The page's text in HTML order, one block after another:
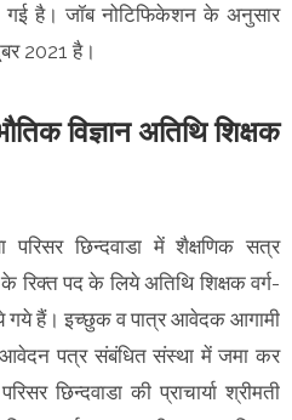
गई है। जॉब नोटिफिकेशन के अनुसार
2021 है।
विज्ञान अतिथि शिक्षक
परिसर छिन्दवाडा में शैक्षणिक सत्र
रिक्त पद के लिये अतिथि शिक्षक वर्ग-
हैं। इच्छुक व पात्र आवेदक आगामी
पत्र संबंधित संस्था में जमा कर
छिन्दवाडा की प्राचार्या श्रीमती